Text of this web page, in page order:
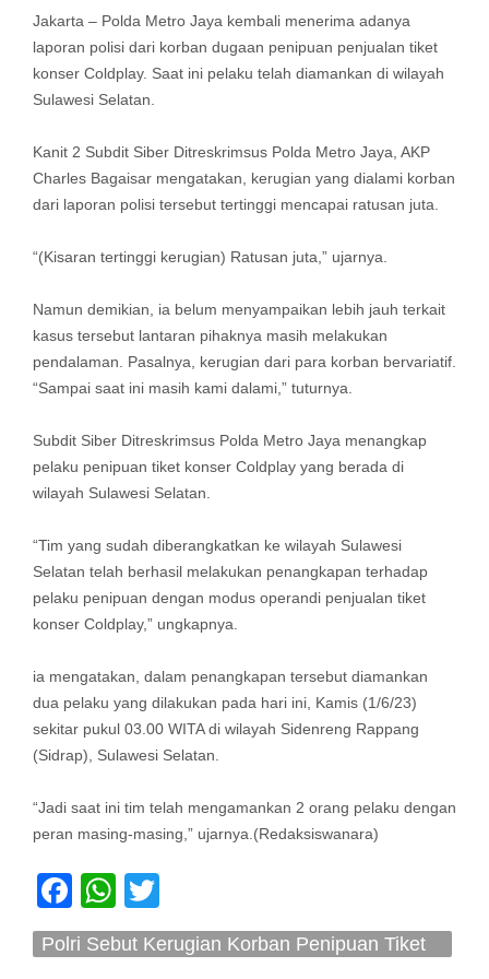
Jakarta – Polda Metro Jaya kembali menerima adanya
laporan polisi dari korban dugaan penipuan penjualan tiket
konser Coldplay. Saat ini pelaku telah diamankan di wilayah
Sulawesi Selatan.
Kanit 2 Subdit Siber Ditreskrimsus Polda Metro Jaya, AKP
Charles Bagaisar mengatakan, kerugian yang dialami korban
dari laporan polisi tersebut tertinggi mencapai ratusan juta.
“(Kisaran tertinggi kerugian) Ratusan juta,” ujarnya.
Namun demikian, ia belum menyampaikan lebih jauh terkait
kasus tersebut lantaran pihaknya masih melakukan
pendalaman. Pasalnya, kerugian dari para korban bervariatif.
“Sampai saat ini masih kami dalami,” tuturnya.
Subdit Siber Ditreskrimsus Polda Metro Jaya menangkap
pelaku penipuan tiket konser Coldplay yang berada di
wilayah Sulawesi Selatan.
“Tim yang sudah diberangkatkan ke wilayah Sulawesi
Selatan telah berhasil melakukan penangkapan terhadap
pelaku penipuan dengan modus operandi penjualan tiket
konser Coldplay,” ungkapnya.
ia mengatakan, dalam penangkapan tersebut diamankan
dua pelaku yang dilakukan pada hari ini, Kamis (1/6/23)
sekitar pukul 03.00 WITA di wilayah Sidenreng Rappang
(Sidrap), Sulawesi Selatan.
“Jadi saat ini tim telah mengamankan 2 orang pelaku dengan
peran masing-masing,” ujarnya.(Redaksiswanara)
Facebook
WhatsApp
Twitter
Polri Sebut Kerugian Korban Penipuan Tiket